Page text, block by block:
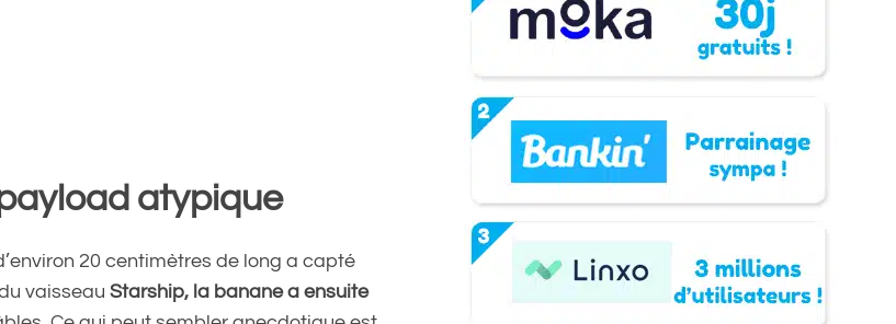
atypique
20 centimètres de long a capté
vaisseau Starship, la banane a ensuite